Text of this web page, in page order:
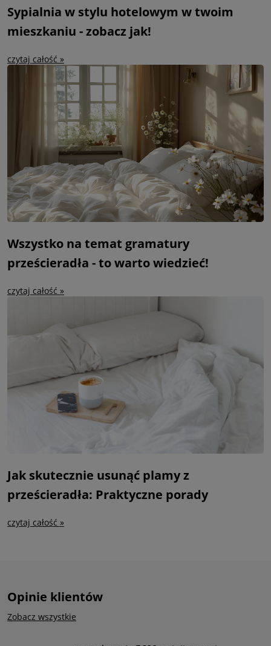
Sypialnia w stylu hotelowym w twoim
mieszkaniu - zobacz jak!
czytaj całość »
Wszystko na temat gramatury
prześcieradła - to warto wiedzieć!
czytaj całość »
Jak skutecznie usunąć plamy z
prześcieradła: Praktyczne porady
czytaj całość »
Opinie klientów
Zobacz wszystkie